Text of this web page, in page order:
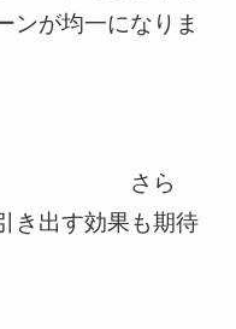
ンが均一になりま
き出す効果も期待